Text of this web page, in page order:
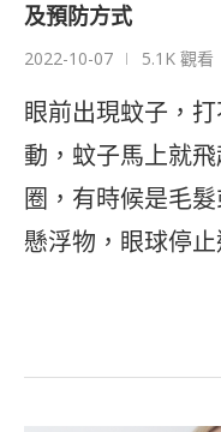
及預防方式
2022-10-07 5.1K 觀看
眼前出現蚊子，
動，蚊子馬上就
圈，有時候是毛
懸浮物，眼球停